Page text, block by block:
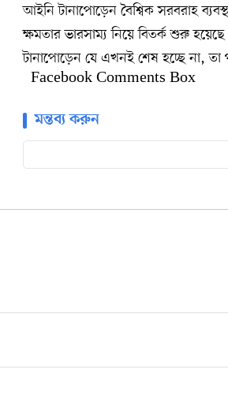
আইনি টানাপোড়েন বৈশ্বিক সরবরাহ
ক্ষমতার ভারসাম্য নিয়ে বিতর্ক শুরু
টানাপোড়েন যে এখনই শেষ হচ্ছে না, তা
Facebook Comments Box
মন্তব্য করুন